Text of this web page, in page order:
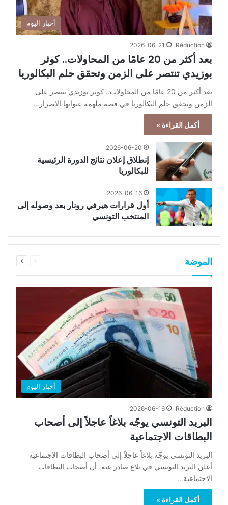
أخبار اليوم
Réduction
2026-06-21
بعد أكثر من 20 عامًا من المحاولات.. كوثر
بوزيدي تنتصر على الزمن وتحقق حلم البكالوريا
بعد أكثر من 20 عامًا من المحاولات.. كوثر بوزيدي تنتصر على
الزمن وتحقق حلم البكالوريا في قصة ملهمة عنوانها الإصرار…
أكمل القراءة »
2026-06-20
إنطلاق إعلان نتائج الدورة الرئيسية
للبكالوريا
2026-06-16
أول قرارات هيرفي رونار بعد وصوله إلى
المنتخب التونسي
الموضة
الصفحة
أخبار اليوم
Réduction
2026-06-16
البريد التونسي يوجّه بلاغاً عاجلاً إلى أصحاب
البطاقات الاجتماعية
البريد التونسي يوجّه بلاغاً عاجلاً إلى أصحاب البطاقات الاجتماعية
أعلن البريد التونسي في بلاغ صادر عنه، أن أصحاب البطاقات
الاجتماعية…
أكمل القراءة »